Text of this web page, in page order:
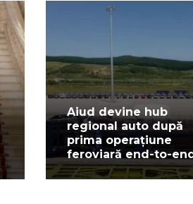
Aiud devine hub
regional auto după
prima operațiune
feroviară end-to-